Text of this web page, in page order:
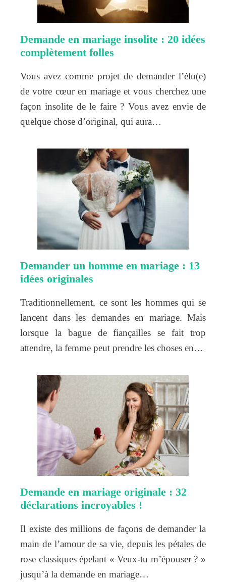
Demande en mariage insolite : 20 idées
complètement folles
Vous avez comme projet de demander l’élu(e)
de votre cœur en mariage et vous cherchez une
façon insolite de le faire ? Vous avez envie de
quelque chose d’original, qui aura…
Demander un homme en mariage : 13
idées originales
Traditionnellement, ce sont les hommes qui se
lancent dans les demandes en mariage. Mais
lorsque la bague de fiançailles se fait trop
attendre, la femme peut prendre les choses en…
Demande en mariage originale : 32
déclarations incroyables !
Il existe des millions de façons de demander la
main de l’amour de sa vie, depuis les pétales de
rose classiques épelant « Veux-tu m’épouser ? »
jusqu’à la demande en mariage…